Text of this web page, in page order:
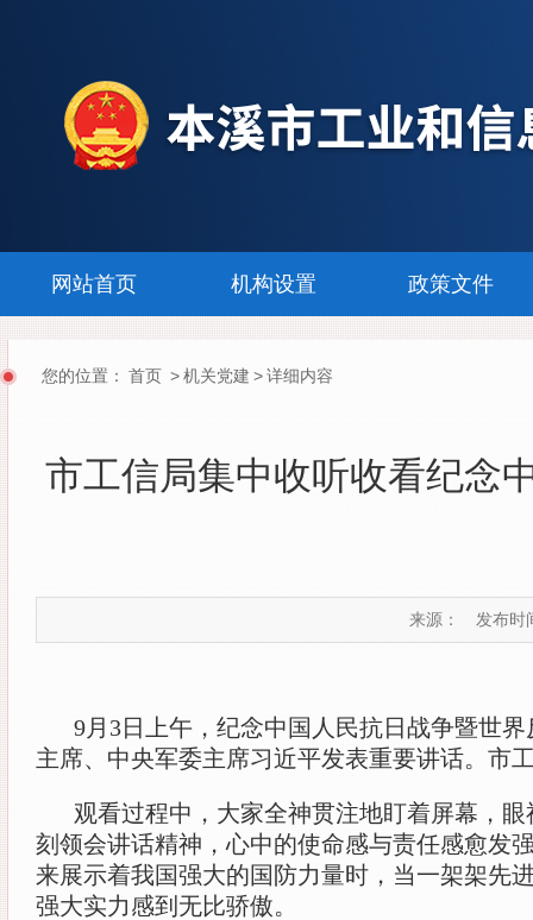
网站首页 机构设置 政策文件
您的位置： 首页 >机关党建 >详细内容
市工信局集中收听收看纪念
来源： 发布时
9月3日上午，纪念中国人民抗日战争暨世
主席、中央军委主席习近平发表重要讲话。市
观看过程中，大家全神贯注地盯着屏幕，
刻领会讲话精神，心中的使命感与责任感愈发
来展示着我国强大的国防力量时，当一架架先
强大实力感到无比骄傲。